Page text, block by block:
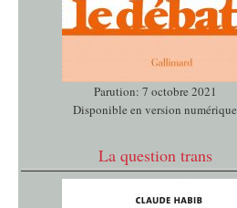
Parution: 7 octobre 2021
Disponible en version numérique
La question trans